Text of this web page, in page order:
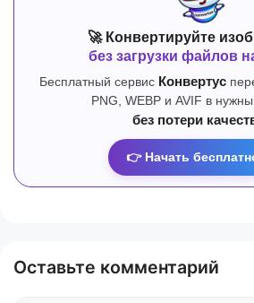
🚀 Конвертируйте
без загрузки файлов
Бесплатный сервис Конвертус
PNG, WEBP и AVIF в
без потери
👉 Начать
Оставьте комментарий